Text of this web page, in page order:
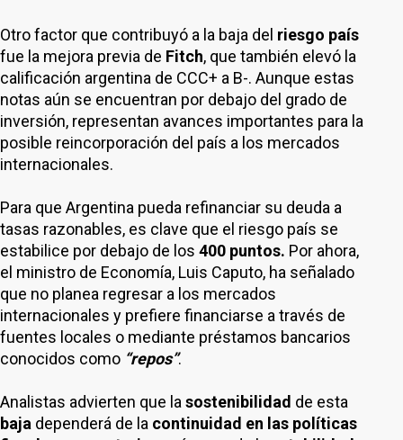
Otro factor que contribuyó a la baja del riesgo país
fue la mejora previa de Fitch, que también elevó la
calificación argentina de CCC+ a B-. Aunque estas
notas aún se encuentran por debajo del grado de
inversión, representan avances importantes para la
posible reincorporación del país a los mercados
internacionales.
Para que Argentina pueda refinanciar su deuda a
tasas razonables, es clave que el riesgo país se
estabilice por debajo de los 400 puntos. Por ahora,
el ministro de Economía, Luis Caputo, ha señalado
que no planea regresar a los mercados
internacionales y prefiere financiarse a través de
fuentes locales o mediante préstamos bancarios
conocidos como “repos”.
Analistas advierten que la sostenibilidad de esta
baja dependerá de la continuidad en las políticas